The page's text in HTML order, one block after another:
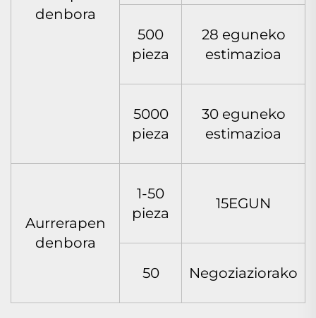
denbora
500
pieza
28 eguneko
estimazioa
5000
pieza
30 eguneko
estimazioa
Aurrerapen
denbora
1-50
pieza
15EGUN
50 Negoziaziorako